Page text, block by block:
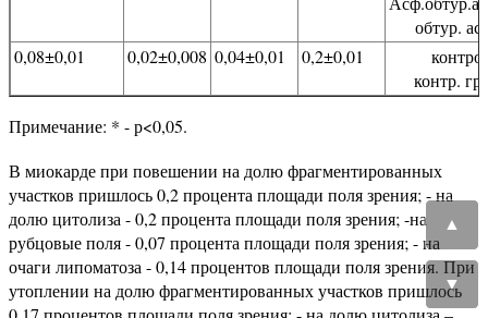
обтур.
0,08±0,01
0,02±0,008 0,04±0,01 0,2±0,01
контр.
Примечание: * - р<0,05.
В миокарде при повешении на долю фрагментированных
участков пришлось 0,2 процента площади поля зрения; - на
долю цитолиза - 0,2 процента площади поля зрения; -на
рубцовые поля - 0,07 процента площади поля зрения; - на
очаги липоматоза - 0,14 процентов площади поля зрения. При
утоплении на долю фрагментированных участков пришлось
▲
▼